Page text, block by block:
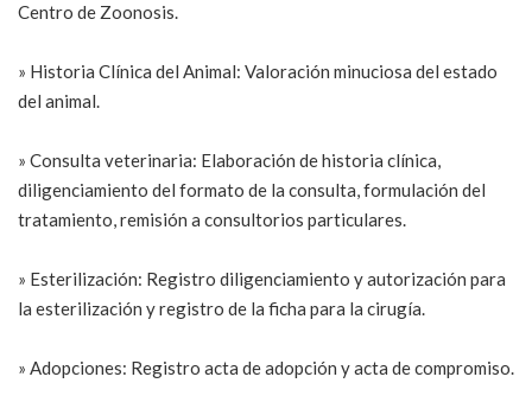
Centro de Zoonosis.
» Historia Clínica del Animal: Valoración minuciosa del estado
del animal.
» Consulta veterinaria: Elaboración de historia clínica,
diligenciamiento del formato de la consulta, formulación del
tratamiento, remisión a consultorios particulares.
» Esterilización: Registro diligenciamiento y autorización para
la esterilización y registro de la ficha para la cirugía.
» Adopciones: Registro acta de adopción y acta de compromiso.